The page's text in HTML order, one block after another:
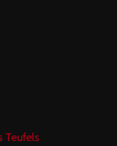
Teufels